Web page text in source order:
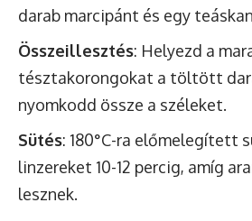
darab marcipánt és egy
Összeillesztés: Helyezd a
tésztakorongokat a töltött
nyomkodd össze a széleket.
Sütés: 180°C-ra előmelegített
linzereket 10-12 percig, amíg
lesznek.